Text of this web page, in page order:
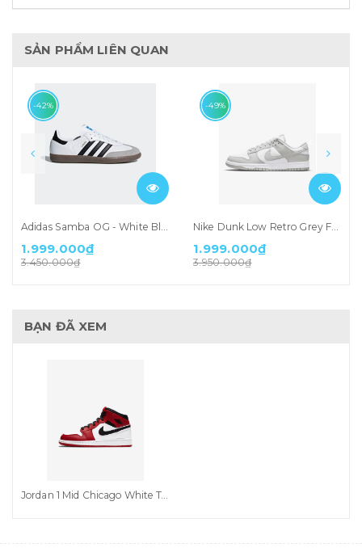
SẢN PHẨM LIÊN QUAN
-42%
1.999.000₫
3.450.000₫
-49%
1.999.000₫
3.950.000₫
BẠN ĐÃ XEM
Jordan 1 Mid Chicago White Toe (554725-173)